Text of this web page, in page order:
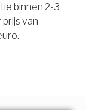
binnen 2-3
van